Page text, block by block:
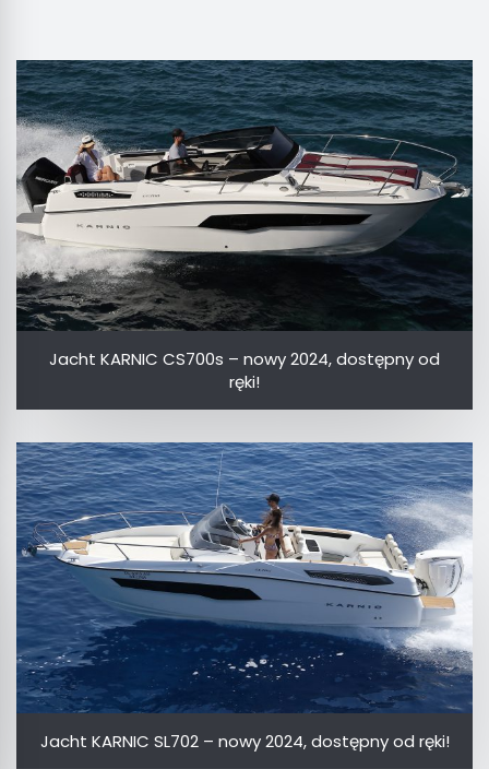
Jacht KARNIC CS700s – nowy 2024, dostępny od
ręki!
Jacht KARNIC SL702 – nowy 2024, dostępny od ręki!